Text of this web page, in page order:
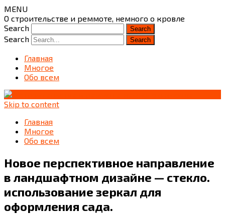
MENU
О строительстве и реммоте, немного о кровле
Search
Search
Главная
Многое
Обо всем
Skip to content
Главная
Многое
Обо всем
Новое перспективное направление
в ландшафтном дизайне — стекло.
использование зеркал для
оформления сада.